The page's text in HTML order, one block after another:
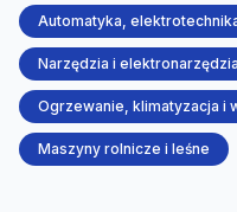
Automatyka,
Narzędzia i elektronarzędzia
Ogrzewanie, klimatyzacja i
Maszyny rolnicze i leśne